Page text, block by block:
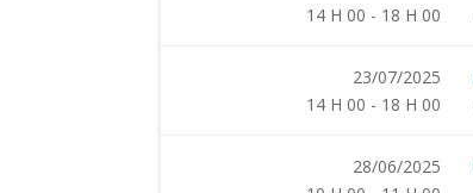
14 H 00 - 18 H 00
23/07/2025
14 H 00 - 18 H 00
28/06/2025